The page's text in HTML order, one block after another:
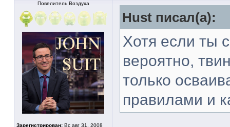
Повелитель Воздуха
Зарегистрирован: Вс авг 31, 2008
Hust писал(а):
Хотя если ты
вероятно,
только
правилами и